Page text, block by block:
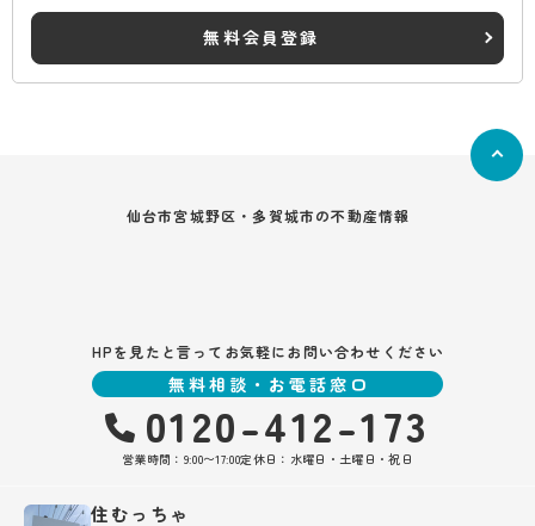
無料会員登録
仙台市宮城野区・多賀城市の不動産情報
HPを見たと言ってお気軽にお問い合わせください
無料相談・お電話窓口
0120-412-173
営業時間：9:00〜17:00定休日：水曜日・土曜日・祝日
住むっちゃ